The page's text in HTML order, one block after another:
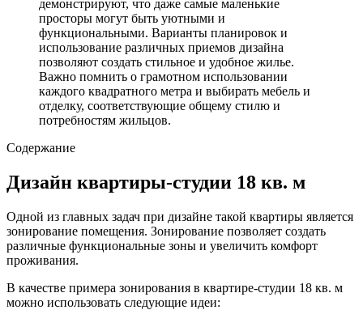
демонстрируют, что даже самые маленькие
просторы могут быть уютными и
функциональными. Варианты планировок и
использование различных приемов дизайна
позволяют создать стильное и удобное жилье.
Важно помнить о грамотном использовании
каждого квадратного метра и выбирать мебель и
отделку, соответствующие общему стилю и
потребностям жильцов.
Содержание
Дизайн квартиры-студии 18 кв. м
Одной из главных задач при дизайне такой квартиры является
зонирование помещения. Зонирование позволяет создать
различные функциональные зоны и увеличить комфорт
проживания.
В качестве примера зонирования в квартире-студии 18 кв. м
можно использовать следующие идеи: